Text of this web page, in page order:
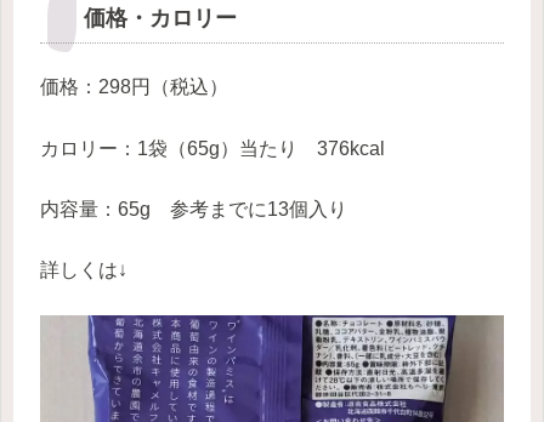
価格・カロリー
価格：298円（税込）
カロリー：1袋（65g）当たり 376kcal
内容量：65g 参考までに13個入り
詳しくは↓